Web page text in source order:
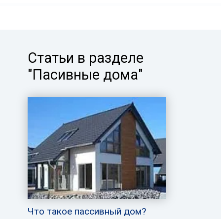
Статьи в разделе
"Пасивные дома"
Что такое пассивный дом?